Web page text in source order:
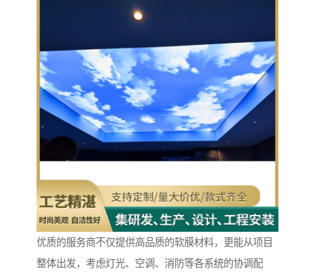
优质的服务商不仅提供高品质的软膜材料，更能从项目
整体出发，考虑灯光、空调、消防等各系统的协调配